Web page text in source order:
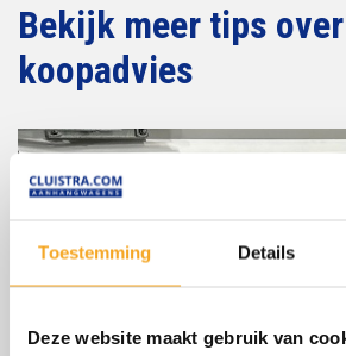
Toestemming Details
Deze website maakt gebruik van
Bekijk meer tips over
koopadvies